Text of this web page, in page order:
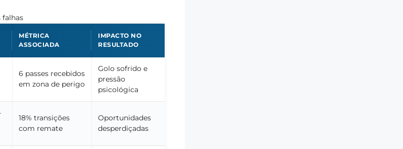
falhas
MÉTRICA
ASSOCIADA
IMPACTO NO
RESULTADO
6 passes recebidos
em zona de perigo
Golo sofrido e
pressão
psicológica
18% transições
com remate
Oportunidades
desperdiçadas